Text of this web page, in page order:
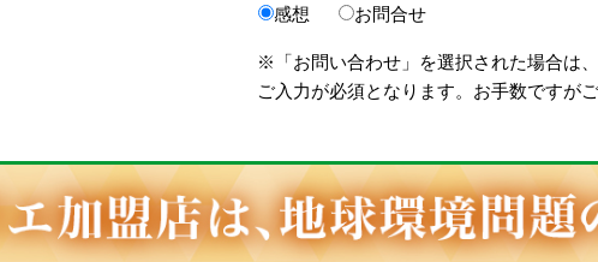
感想 お問合せ
※「お問い合わせ」を選択された場合は
ご入力が必須となります。お手数ですが